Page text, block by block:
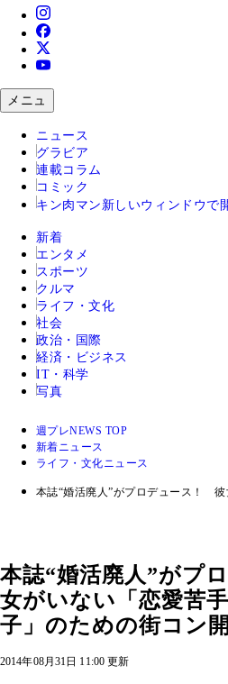
メニュ
ニュース
グラビア
連載コラム
コミック
キン肉マン 新しいウィンドウで
新着
エンタメ
スポーツ
クルマ
ライフ・文化
社会
政治・国際
経済・ビジネス
IT・科学
写真
週プレNEWS TOP
新着ニュース
ライフ・文化ニュース
本誌“婚活廃人”がプロデュース！
本誌“婚活廃人”がプ
女がいない「恋愛苦
子」のための街コン
2014年08月31日 11:00 更新